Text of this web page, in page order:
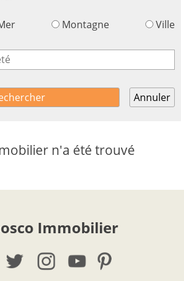
n'a été trouvé
Montagne Ville
Annuler
Immobilier